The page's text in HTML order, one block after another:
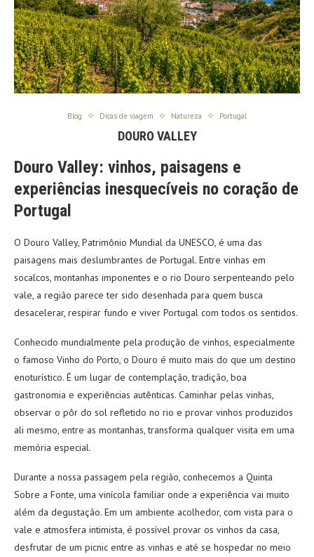
Blog Dicas de viagem Natureza Portugal
DOURO VALLEY
Douro Valley: vinhos, paisagens e
experiências inesquecíveis no coração de
Portugal
O Douro Valley, Patrimônio Mundial da UNESCO, é uma das
paisagens mais deslumbrantes de Portugal. Entre vinhas em
socalcos, montanhas imponentes e o rio Douro serpenteando pelo
vale, a região parece ter sido desenhada para quem busca
desacelerar, respirar fundo e viver Portugal com todos os sentidos.
Conhecido mundialmente pela produção de vinhos, especialmente
o famoso Vinho do Porto, o Douro é muito mais do que um destino
enoturístico. É um lugar de contemplação, tradição, boa
gastronomia e experiências autênticas. Caminhar pelas vinhas,
observar o pôr do sol refletido no rio e provar vinhos produzidos
ali mesmo, entre as montanhas, transforma qualquer visita em uma
memória especial.
Durante a nossa passagem pela região, conhecemos a Quinta
Sobre a Fonte, uma vinícola familiar onde a experiência vai muito
além da degustação. Em um ambiente acolhedor, com vista para o
vale e atmosfera intimista, é possível provar os vinhos da casa,
desfrutar de um picnic entre as vinhas e até se hospedar no meio